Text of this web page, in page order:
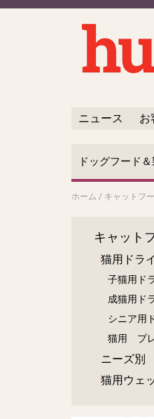
ニュース お
ドッグフード
ホーム / キャットフ
キャット
猫用ドラ
子猫用ド
成猫用ド
シニア用
猫用 プ
ニーズ別
猫用ウェ